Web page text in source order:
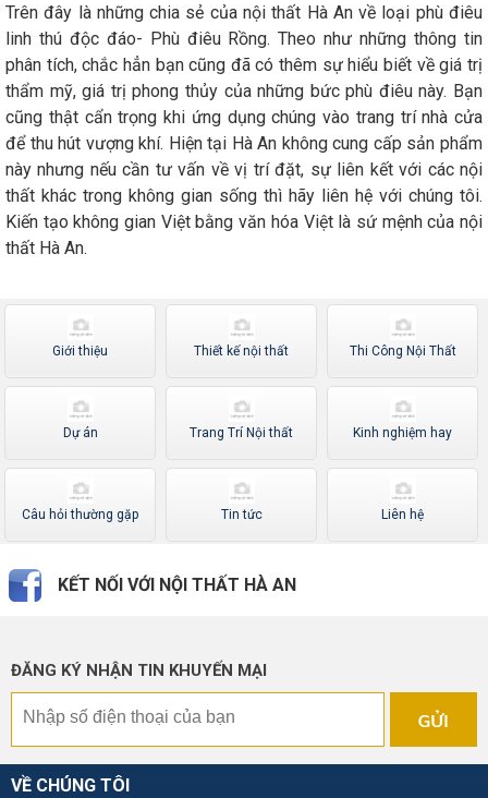
Trên đây là những chia sẻ của nội thất Hà An về loại phù điêu
linh thú độc đáo- Phù điêu Rồng. Theo như những thông tin
phân tích, chắc hẳn bạn cũng đã có thêm sự hiểu biết về giá trị
thẩm mỹ, giá trị phong thủy của những bức phù điêu này. Bạn
cũng thật cẩn trọng khi ứng dụng chúng vào trang trí nhà cửa
để thu hút vượng khí. Hiện tại Hà An không cung cấp sản phẩm
này nhưng nếu cần tư vấn về vị trí đặt, sự liên kết với các nội
thất khác trong không gian sống thì hãy liên hệ với chúng tôi.
Kiến tạo không gian Việt bằng văn hóa Việt là sứ mệnh của nội
thất Hà An.
Giới thiệu Thiết kế nội thất Thi Công Nội Thất
Dự án Trang Trí Nội thất Kinh nghiệm hay
Câu hỏi thường gặp Tin tức Liên hệ
KẾT NỐI VỚI NỘI THẤT HÀ AN
ĐĂNG KÝ NHẬN TIN KHUYẾN MẠI
VỀ CHÚNG TÔI